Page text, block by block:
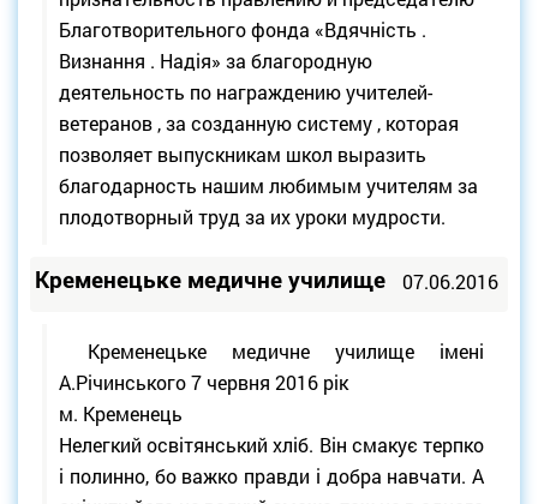
Благотворительного фонда «Вдячність .
Визнання . Надія» за благородную
деятельность по награждению учителей-
ветеранов , за созданную систему , которая
позволяет выпускникам школ выразить
благодарность нашим любимым учителям за
плодотворный труд за их уроки мудрости.
Кременецьке медичне училище 07.06.2016
Кременецьке медичне училище імені
А.Річинського 7 червня 2016 рік
м. Кременець
Нелегкий освітянський хліб. Він смакує терпко
і полинно, бо важко правди і добра навчати. А